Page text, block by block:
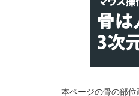
本ページの骨の部位